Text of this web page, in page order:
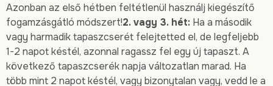
Azonban az első hétben feltétlenül használj kiegészítő
fogamzásgátló módszert!2. vagy 3. hét: Ha a második
vagy harmadik tapaszcserét felejtetted el, de legfeljebb
1-2 napot késtél, azonnal ragassz fel egy új tapaszt. A
következő tapaszcserék napja változatlan marad. Ha
több mint 2 napot késtél, vagy bizonytalan vagy, vedd le a